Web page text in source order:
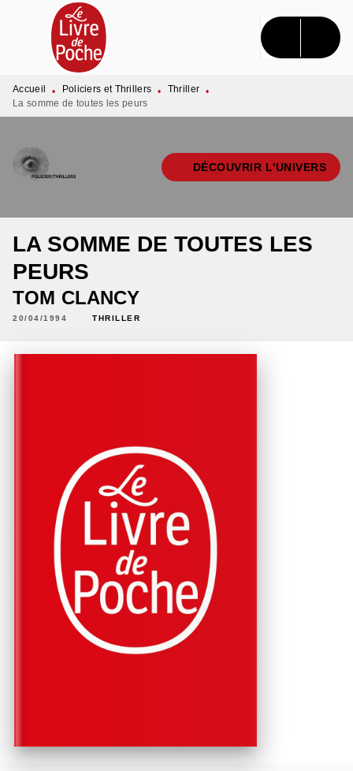
MENU RECHERCHE CONTENU
PIED DE PAGE
Accueil • Policiers et Thrillers • Thriller •
La somme de toutes les peurs
DÉCOUVRIR L'UNIVERS
LA SOMME DE TOUTES LES
PEURS
TOM CLANCY
20/04/1994 THRILLER